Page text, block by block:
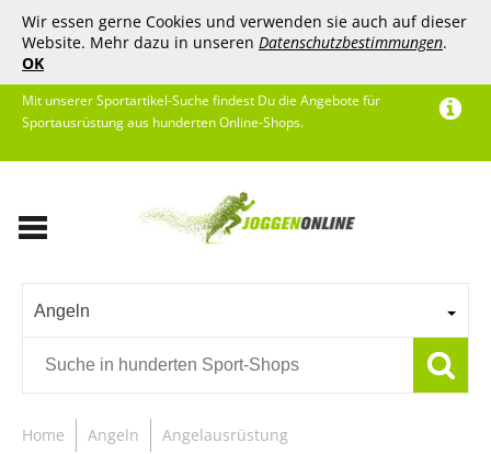
Wir essen gerne Cookies und verwenden sie auch auf dieser
Website. Mehr dazu in unseren Datenschutzbestimmungen.
OK
Mit unserer Sportartikel-Suche findest Du die Angebote für
Sportausrüstung aus hunderten Online-Shops.
Angeln
Home Angeln Angelausrüstung